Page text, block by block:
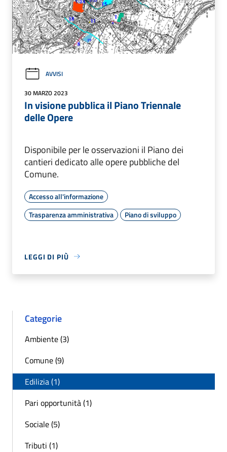
AVVISI
30 MARZO 2023
In visione pubblica il Piano Triennale
delle Opere
Disponibile per le osservazioni il Piano dei
cantieri dedicato alle opere pubbliche del
Comune.
Accesso all'informazione
Trasparenza amministrativa
Piano di sviluppo
LEGGI DI PIÙ
Categorie
Ambiente (3)
Comune (9)
Edilizia (1)
Pari opportunità (1)
Sociale (5)
Tributi (1)